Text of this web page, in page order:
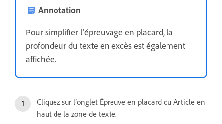
Annotation
Pour simplifier l’épreuvage en placard, la
profondeur du texte en excès est également
affichée.
Cliquez sur l’onglet Épreuve en placard ou Article en
haut de la zone de texte.